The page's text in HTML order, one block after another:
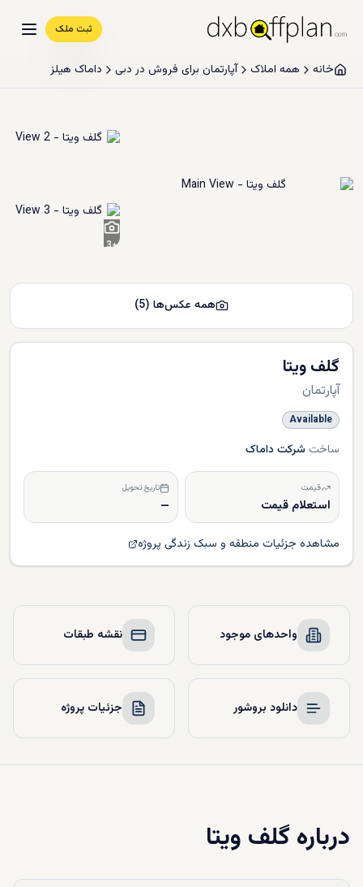
ثبت ملک
خانه همه املاک آپارتمان برای فروش در دبی داماک هیلز
گلف ویتا
آپارتمان
Available
ساخت شرکت داماک
قیمت
استعلام قیمت
تاریخ تحویل
—
مشاهده جزئیات منطقه و سبک زندگی پروژه
+
3
همه عکس‌ها (
5
)
واحدهای موجود نقشه طبقات
دانلود بروشور جزئیات پروژه
درباره گلف ویتا